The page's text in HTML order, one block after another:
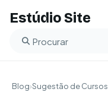
Estúdio Site
Buscar no blog
Blog›Sugestão de Cursos